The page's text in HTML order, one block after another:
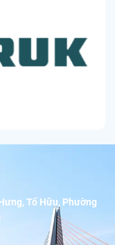
Tố Hữu, Phường